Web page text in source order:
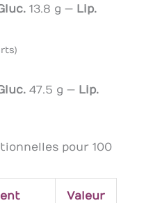
13.8 g — Lip.
47.5 g — Lip.
pour 100
Valeur